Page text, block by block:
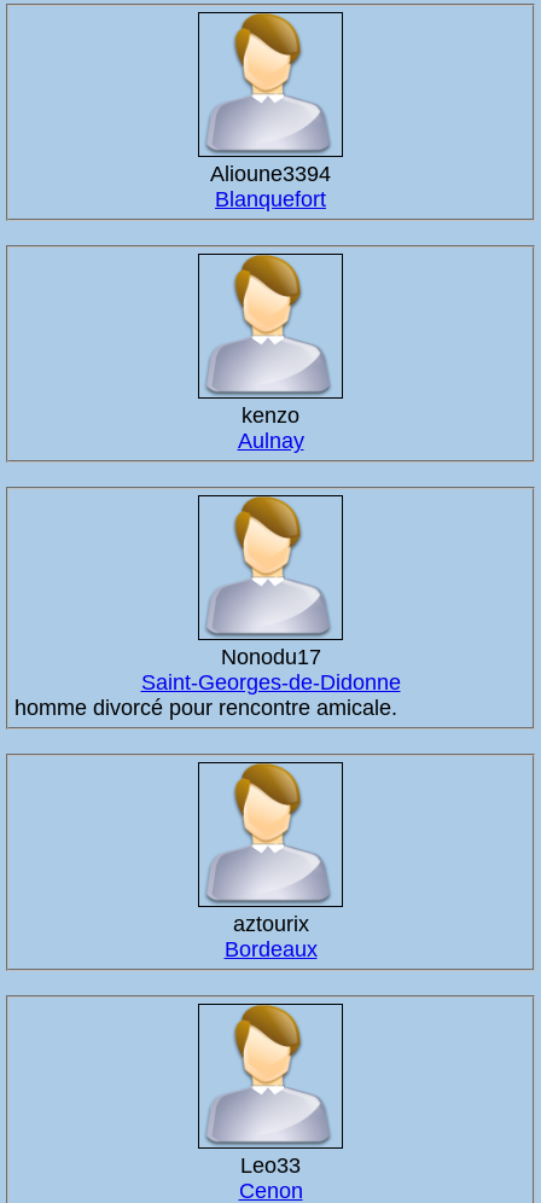
Alioune3394
Blanquefort
kenzo
Aulnay
Nonodu17
Saint-Georges-de-Didonne
homme divorcé pour rencontre amicale.
aztourix
Bordeaux
Leo33
Cenon